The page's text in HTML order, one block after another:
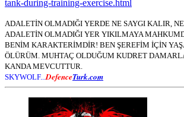
tank-during-training-exercise.html
ADALETİN OLMADIĞI YERDE NE SAYGI KALIR,
ADALETİN OLMADIĞI YER YIKILMAYA
BENİM KARAKTERİMDİR! BEN ŞEREFİM İÇİN
ÖLÜRÜM. MUHTAÇ OLDUĞUM KUDRET
KANDA MEVCUTTUR.
SKYWOLF... DefenceTurk.com